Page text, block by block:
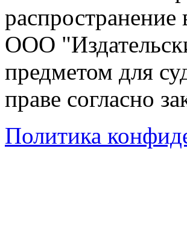
распространение
ООО
предметом для
праве согласно
Политика